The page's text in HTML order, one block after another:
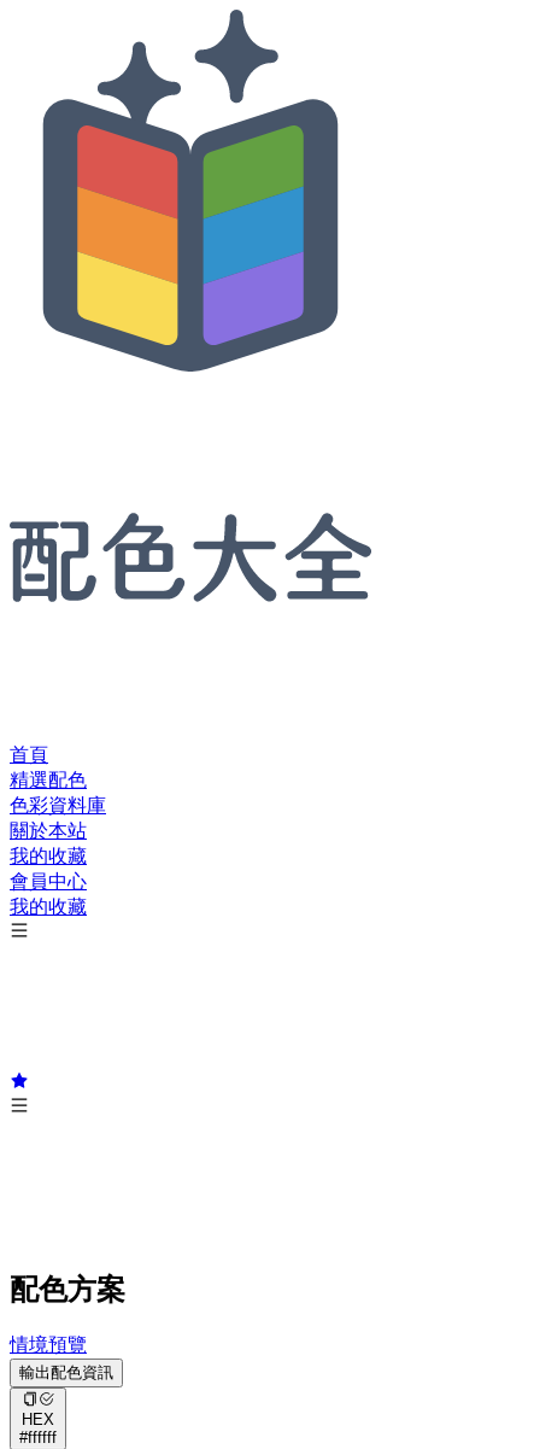
首頁
精選配色
色彩資料庫
關於本站
我的收藏
會員中心
我的收藏
配色方案
情境預覽
輸出配色資訊
HEX
#ffffff